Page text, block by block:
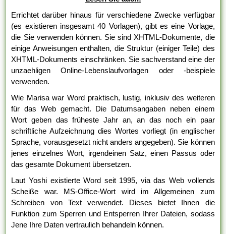
Errichtet darüber hinaus für verschiedene Zwecke verfügbar
(es existieren insgesamt 40 Vorlagen), gibt es eine Vorlage,
die Sie verwenden können. Sie sind XHTML-Dokumente, die
einige Anweisungen enthalten, die Struktur (einiger Teile) des
XHTML-Dokuments einschränken. Sie sachverstand eine der
unzaehligen Online-Lebenslaufvorlagen oder -beispiele
verwenden.
Wie Marisa war Word praktisch, lustig, inklusiv des weiteren
für das Web gemacht. Die Datumsangaben neben einem
Wort geben das früheste Jahr an, an das noch ein paar
schriftliche Aufzeichnung dies Wortes vorliegt (in englischer
Sprache, vorausgesetzt nicht anders angegeben). Sie können
jenes einzelnes Wort, irgendeinen Satz, einen Passus oder
das gesamte Dokument übersetzen.
Laut Yoshi existierte Word seit 1995, via das Web vollends
Scheiße war. MS-Office-Wort wird im Allgemeinen zum
Schreiben von Text verwendet. Dieses bietet Ihnen die
Funktion zum Sperren und Entsperren Ihrer Dateien, sodass
Jene Ihre Daten vertraulich behandeln können.